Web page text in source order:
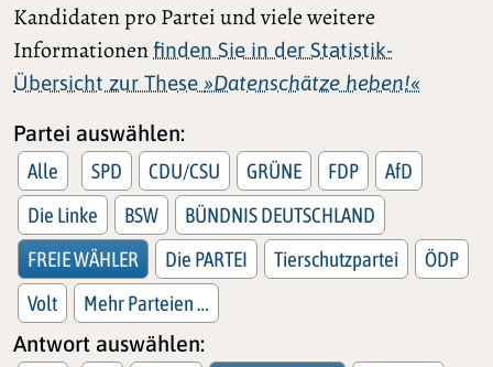
Kandidaten pro Partei und viele weitere
Informationenfinden Sie in der Statistik-
Übersicht zur These »Datenschätze heben!«
Partei auswählen:
Alle SPD CDU/CSU GRÜNE FDP
AfD
Die Linke
BSW
BÜNDNIS DEUTSCHLAND
FREIE WÄHLER
Die PARTEI Tierschutzpartei
ÖDP
Volt
Mehr Parteien …
Antwort auswählen: